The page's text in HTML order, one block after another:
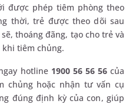
được phép tiêm phòng theo
thời, trẻ được theo dõi sau
thoáng đãng, tạo cho trẻ và
tiêm chủng.
hotline 1900 56 56 56 của
chủng hoặc nhận tư vấn cụ
đúng định kỳ của con, giúp